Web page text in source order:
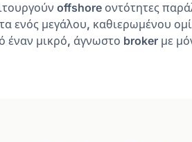
offshore οντότητες
ενός μεγάλου, καθιερωμένου
έναν μικρό, άγνωστο broker με